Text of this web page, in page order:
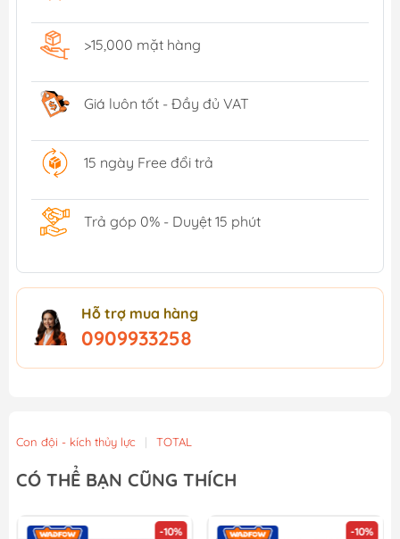
>15,000 mặt hàng
Giá luôn tốt - Đầy đủ VAT
15 ngày Free đổi trả
Trả góp 0% - Duyệt 15 phút
Hỗ trợ mua hàng
0909933258
Con đội - kích thủy lực | TOTAL
CÓ THỂ BẠN CŨNG THÍCH
-10% -10%